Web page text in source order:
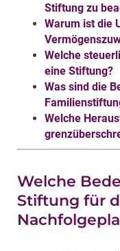
Stiftung zu
Warum ist die
Welche
eine Stiftung?
Was sind die
Welche
Welche
Stiftung für